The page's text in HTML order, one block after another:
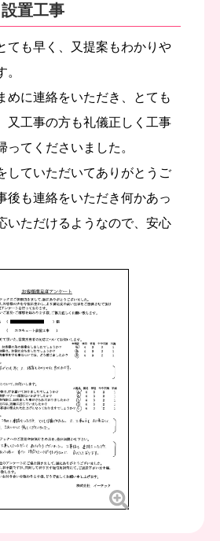
置工事
ても早く、又提案もわかりや
めに連絡をいただき、とても
又工事の方も礼儀正しく工事
ってくださいました。
していただいてありがとうご
後も連絡をいただき何かあっ
いただけるようなので、安心